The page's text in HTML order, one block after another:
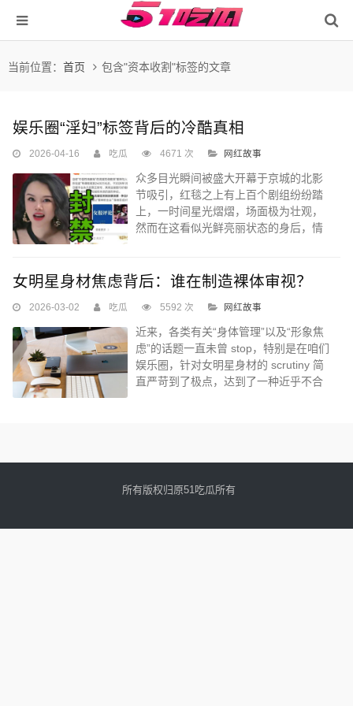
当前位置： 首页 包含"资本收割"标签的文章
娱乐圈“淫妇”标签背后的冷酷真相
2026-04-16 吃瓜 4671 次 网红故事
众多目光瞬间被盛大开幕于京城的北影
节吸引，红毯之上有上百个剧组纷纷踏
上，一时间星光熠熠，场面极为壮观，
然而在这看似光鲜亮丽状态的身后，情
女明星身材焦虑背后：谁在制造裸体审视？
2026-03-02 吃瓜 5592 次 网红故事
近来，各类有关“身体管理”以及“形象焦
虑”的话题一直未曾 stop，特别是在咱们
娱乐圈，针对女明星身材的 scrutiny 简
直严苛到了极点，达到了一种近乎不合
所有版权归原51吃瓜所有